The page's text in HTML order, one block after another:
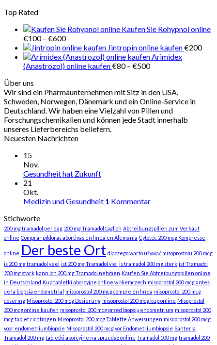
Top Rated
Kaufen Sie Rohypnol online
€100 – €600Preisspanne:
€100
bis
€600
Jintropin online kaufen€200
Arimidex
(Anastrozol) online kaufen€80 – €500Preisspanne:
€500
Über uns
Wir sind ein Pharmaunternehmen mit Sitz in den USA,
Schweden, Norwegen, Dänemark und ein Online-Service in
Deutschland. Wir haben eine Vielzahl von Pillen und
Forschungschemikalien und können jede Stadt innerhalb
unseres Lieferbereichs beliefern.
Neuesten Nachrichten
15
Nov.
Gesundheit hat Zukunft
21
Okt.
Medizin und Gesundheit 1 Kommentar
Stichworte
200 mg tramadol per dag 200 mg Tramadol täglich Abtreibungspillen zum Verkauf
online Comprar píldoras abortivas en línea en Alemania Cytotec 200 mcg Kompresse
online Der beste Ort dlaczego warto używać misoprostolu 200 mcg
is 200 mg tramadol veel ist 200 mg Tramadol viel is tramadol 200 mg sterk ist Tramadol
200 mg stark kann ich 200 mg Tramadol nehmen Kaufen Sie Abtreibungspillen online
in Deutschland Kup tabletki aborcyjne online w Niemczech misoprostol 200 mcg antes
de la biopsia endometrial misoprostol 200 mcg compre en línea misoprostol 200 mcg
dosering Misoprostol 200 mcg Dosierung misoprostol 200 mcg kup online Misoprostol
200 mcg online kaufen misoprostol 200 mcg przed biopsją endometrium misoprostol 200
mcg tablet richtingen Misoprostol 200 mcg Tablette Anweisungen misoprostol 200 mcg
voor endometriumbiopsie Misoprostol 200 mcg vor Endometriumbiopsie Santeria
Tramadol 200 mg tabletki aborcyjne na sprzedaż online Tramadol 100 mg tramadol 200